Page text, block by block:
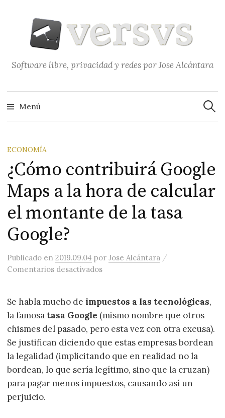
contenido
Software libre, privacidad y redes por Jose Alcántara
Menú
ECONOMÍA
¿Cómo contribuirá Google
Maps a la hora de calcular
el montante de la tasa
Google?
Publicado en2019.09.04 porJose Alcántara /
Comentarios desactivadosen ¿Cómo contribuirá Google
Se habla mucho deimpuestos a las tecnológicas,
la famosa tasa Google (mismo nombre que otros
chismes del pasado, pero esta vez con otra excusa).
Se justifican diciendo que estas empresas bordean
la legalidad (implicitando que en realidad no la
bordean, lo que sería legítimo, sino que la cruzan)
para pagar menos impuestos, causando así un
perjuicio.